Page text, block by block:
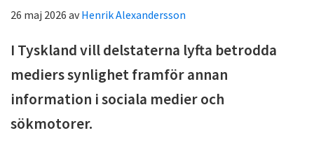
26 maj 2026 avHenrik Alexandersson
I Tyskland vill delstaterna lyfta betrodda
mediers synlighet framför annan
information i sociala medier och
sökmotorer.